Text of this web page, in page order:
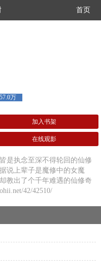
首页
57.0万
加入书架
在线观影
是执念至深不得轮回的仙修
说上辈子是魔修中的女魔
教出了个千年难遇的仙修奇
42/42510/